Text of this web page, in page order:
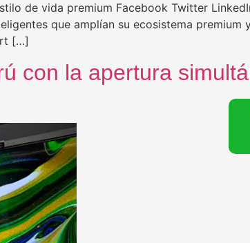
de vida premium Facebook Twitter
que amplían su ecosistema premium
[…]
con la apertura